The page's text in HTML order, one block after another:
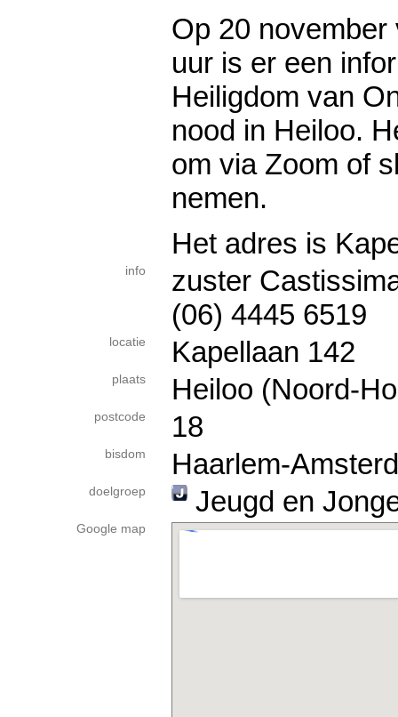
Op 20
uur is er een
Heiligdom van
nood in Heiloo.
om via Zoom of
nemen.
Het adres is
info
zuster
(06) 4445 6519
locatie Kapellaan 142
plaats Heiloo (Noord-
postcode 18
bisdom Haarlem-
doelgroep Jeugd en
Google map